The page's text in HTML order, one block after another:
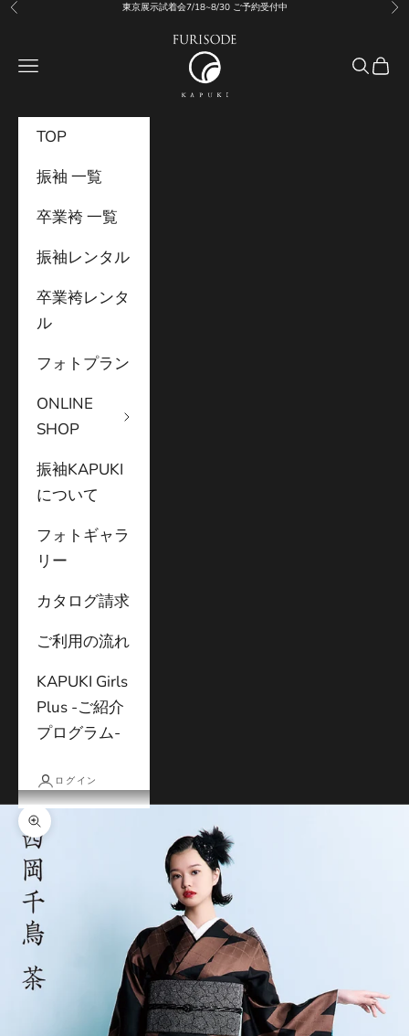
コンテンツへスキップ
前へ 東京展示試着会7/18~8/30 ご予約受付中 次
振袖KAPUKI
メニュー
検索カー
TOP
振袖 一覧
卒業袴 一覧
振袖レンタル
卒業袴レンタ
ル
フォトプラン
ONLINE
SHOP
振袖KAPUKI
について
フォトギャラ
リー
カタログ請求
ご利用の流れ
KAPUKI Girls
Plus -ご紹介
プログラム-
ログイン
ズームイン
規